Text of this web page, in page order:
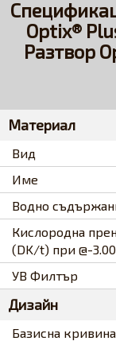
Optix®
Разтвор
Материал
Вид
Име
Водно
Кислородна
(DK/t) при @-3.00
УВ Филтър
Дизайн
Базисна